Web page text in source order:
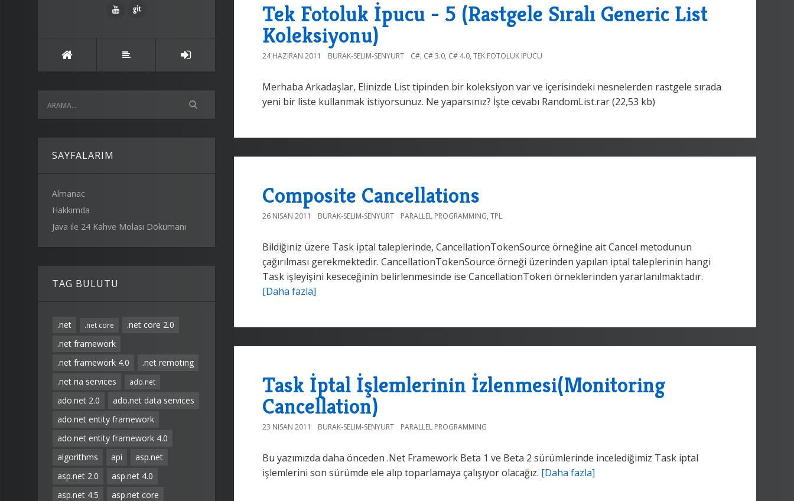
SAYFALARIM
Almanac
Hakkımda
Java ile 24 Kahve Molası Dökümanı
TAG BULUTU
.net .net core
.net core 2.0
.net framework
.net framework 4.0
.net remoting
.net ria services
ado.net
ado.net 2.0
ado.net data services
ado.net entity framework
ado.net entity framework 4.0
algorithms
api
asp.net
asp.net 2.0
asp.net 4.0
asp.net 4.5
asp.net core
Tek Fotoluk İpucu - 5 (Rastgele Sıralı Generic List
Koleksiyonu)
24 HAZIRAN 2011 BURAK-SELIM-SENYURT C#, C# 3.0, C# 4.0, TEK FOTOLUK IPUCU
Merhaba Arkadaşlar, Elinizde List tipinden bir koleksiyon var ve içerisindeki nesnelerden rastgele sırada
yeni bir liste kullanmak istiyorsunuz. Ne yaparsınız? İşte cevabı RandomList.rar (22,53 kb)
Composite Cancellations
26 NISAN 2011 BURAK-SELIM-SENYURT PARALLEL PROGRAMMING, TPL
Bildiğiniz üzere Task iptal taleplerinde, CancellationTokenSource örneğine ait Cancel metodunun
çağırılması gerekmektedir. CancellationTokenSource örneği üzerinden yapılan iptal taleplerinin hangi
Task işleyişini keseceğinin belirlenmesinde ise CancellationToken örneklerinden yararlanılmaktadır.
[Daha fazla]
Task İptal İşlemlerinin İzlenmesi(Monitoring
Cancellation)
23 NISAN 2011 BURAK-SELIM-SENYURT PARALLEL PROGRAMMING
Bu yazımızda daha önceden .Net Framework Beta 1 ve Beta 2 sürümlerinde incelediğimiz Task iptal
işlemlerini son sürümde ele alıp toparlamaya çalışıyor olacağız. [Daha fazla]